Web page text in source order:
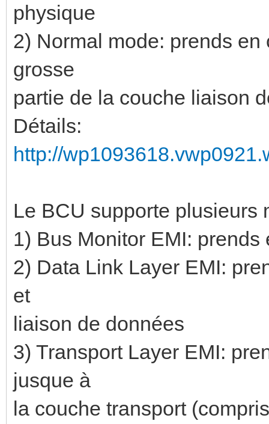
physique
2) Normal mode: prends
grosse
partie de la couche liaison
Détails:
http://
Le BCU supporte plusieurs
1) Bus Monitor EMI:
2) Data Link Layer EMI:
et
liaison de données
3) Transport Layer EMI:
jusque à
la couche transport